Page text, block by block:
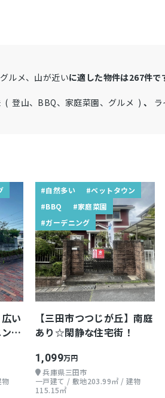
ルメ、山が近いに適した物件は267件で
( 登山、BBQ、家庭菜園、グルメ ) 、
い
グ
#自然多い
#ベットタウン
#BBQ
#家庭菜園
#ガーデニング
【三田市つつじが丘】南庭
あり☆閑静な住宅街！
1,099万円
兵庫県三田市
一戸建て / 敷地203.99㎡ / 建物
115.15㎡